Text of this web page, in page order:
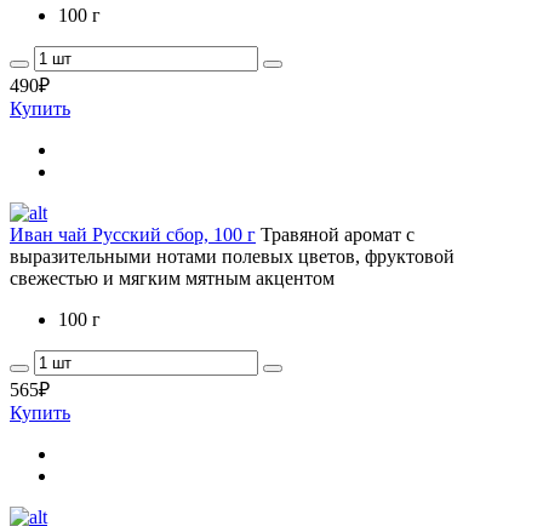
100 г
490₽
Купить
Иван чай Русский сбор, 100 г Травяной аромат с
выразительными нотами полевых цветов, фруктовой
свежестью и мягким мятным акцентом
100 г
565₽
Купить